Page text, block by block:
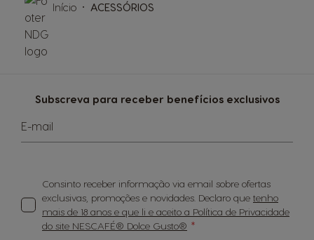
Subscreva para receber benefícios exclusivos
E-mail
Consinto receber informação via email sobre ofertas
exclusivas, promoções e novidades. Declaro que tenho
mais de 18 anos e que li e aceito a Política de Privacidade
do site NESCAFÉ® Dolce Gusto®
Início ACESSÓRIOS